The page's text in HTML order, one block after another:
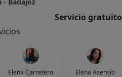
Servicio gratuito
Elena Carretero Elena Asensio